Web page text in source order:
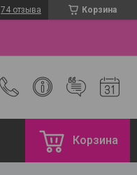
Корзина
74 отзыва
Корзина